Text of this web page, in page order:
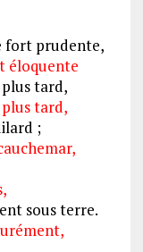
fort prudente,
éloquente
tard,
tard,
;
sous terre.